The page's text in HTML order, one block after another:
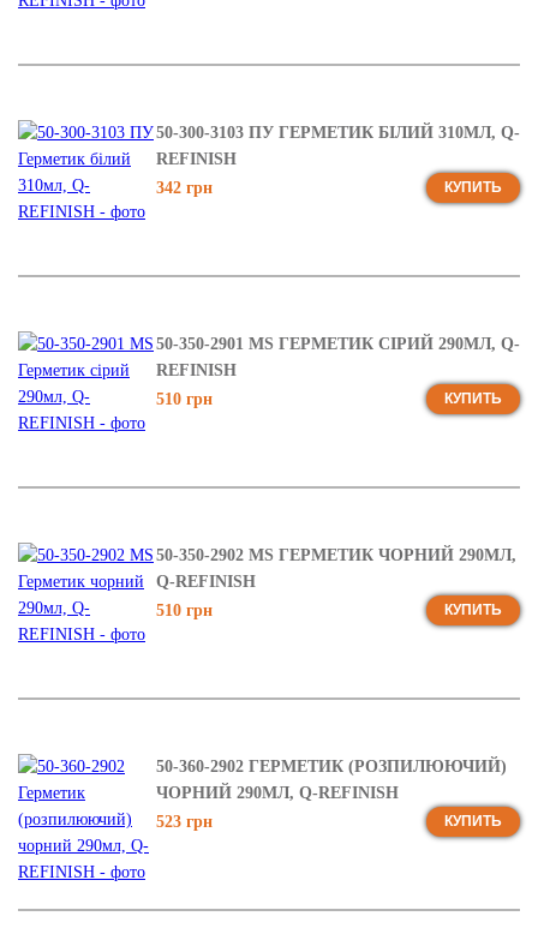
50-300-3103 ПУ ГЕРМЕТИК БIЛИЙ 310МЛ, Q-
REFINISH
342 грн
КУПИТЬ
50-350-2901 MS ГЕРМЕТИК СІРИЙ 290МЛ, Q-
REFINISH
510 грн
КУПИТЬ
50-350-2902 MS ГЕРМЕТИК ЧОРНИЙ 290МЛ,
Q-REFINISH
510 грн
КУПИТЬ
50-360-2902 ГЕРМЕТИК (РОЗПИЛЮЮЧИЙ)
ЧОРНИЙ 290МЛ, Q-REFINISH
523 грн
КУПИТЬ